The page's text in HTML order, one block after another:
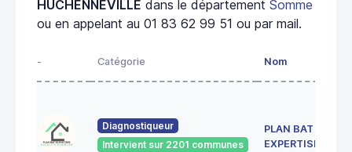
HUCHENNEVILLE dans le département Somme
ou en appelant au 01 83 62 99 51 ou par mail.
- Catégorie Nom
Diagnostiqueur
Intervient sur 2201 communes
PLAN BAT
EXPERTISES